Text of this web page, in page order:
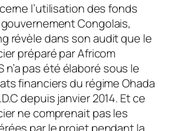
l’utilisation des fonds
Congolais,
révèle dans son audit que le
préparé par Africom
n’a pas été élaboré sous le
financiers du régime Ohada
depuis janvier 2014. Et ce
ne comprenait pas les